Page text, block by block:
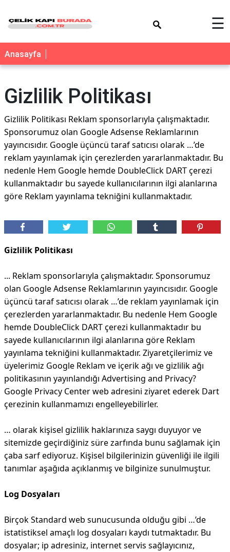
☰
Anasayfa
Gizlilik Politikası
Gizlilik Politikası Reklam sponsorlarıyla çalışmaktadır.
Sponsorumuz olan Google Adsense Reklamlarının
yayıncısıdır. Google üçüncü taraf satıcısı olarak …’de
reklam yayınlamak için çerezlerden yararlanmaktadır. Bu
nedenle Hem Google hemde DoubleClick DART çerezi
kullanmaktadır bu sayede kullanıcılarının ilgi alanlarına
göre Reklam yayınlama tekniğini kullanmaktadır.
Gizlilik Politikası
... Reklam sponsorlarıyla çalışmaktadır. Sponsorumuz
olan Google Adsense Reklamlarının yayıncısıdır. Google
üçüncü taraf satıcısı olarak …’de reklam yayınlamak için
çerezlerden yararlanmaktadır. Bu nedenle Hem Google
hemde DoubleClick DART çerezi kullanmaktadır bu
sayede kullanıcılarının ilgi alanlarına göre Reklam
yayınlama tekniğini kullanmaktadır. Ziyaretçilerimiz ve
üyelerimiz Google Reklam ve içerik ağı ve gizlilik ağı
politikasının yayınlandığı Advertising and Privacy?
Google Privacy Center web adresini ziyaret ederek Dart
çerezinin kullanmamızı engelleyebilirler.
… olarak kişisel gizlilik haklarınıza saygı duyuyor ve
sitemizde geçirdiğiniz süre zarfında bunu sağlamak için
çaba sarf ediyoruz. Kişisel bilgilerinizin güvenliği ile ilgili
tanımlar aşağıda açıklanmış ve bilginize sunulmuştur.
Log Dosyaları
Birçok Standard web sunucusunda olduğu gibi …’de
istatistiksel amaçlı log dosyaları kaydı tutmaktadır. Bu
dosyalar; ip adresiniz, internet servis sağlayıcınız,